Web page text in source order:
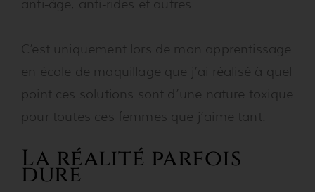
anti-âge, anti-rides et autres.
C’est uniquement lors de mon apprentissage
en école de maquillage que j’ai réalisé à quel
point ces solutions sont d’une nature toxique
pour toutes ces femmes que j‘aime tant.
La réalité parfois
dure